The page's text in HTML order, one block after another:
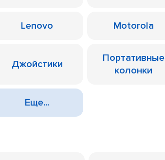
Lenovo Motorola
Джойстики
Портативные
колонки
Еще...